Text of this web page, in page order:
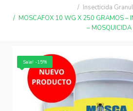
Insecticida
MOSCAFOX 10 WG X 250 GRAMOS –
– MOSQUICIDA
Sale! -15%